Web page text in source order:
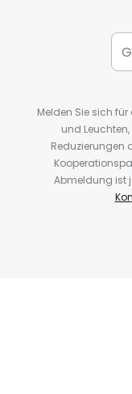
Melden Sie sich
und
Reduzierungen
Abmeldung ist